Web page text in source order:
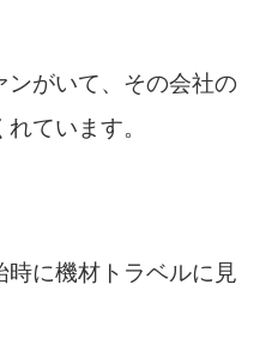
ンがいて、その会社の
ています。
に機材トラベルに見